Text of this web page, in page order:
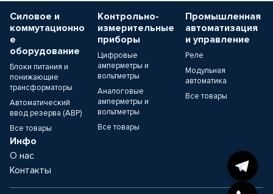
Силовое и
коммутационно
е
оборудование
Блоки питания и
понижающие
трансформаторы
Автоматический
ввод резерва (АВР)
Все товары
Контрольно-
измерительные
приборы
Цифровые
амперметры и
вольтметры
Аналоговые
амперметры и
вольтметры
Все товары
Промышленная
автоматизация
и управление
Реле
Модульная
автоматика
Все товары
Инфо
О нас
Контакты